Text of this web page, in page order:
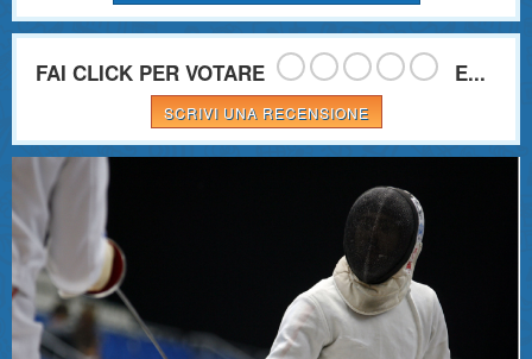
FAI CLICK PER VOTARE E...
SCRIVI UNA RECENSIONE